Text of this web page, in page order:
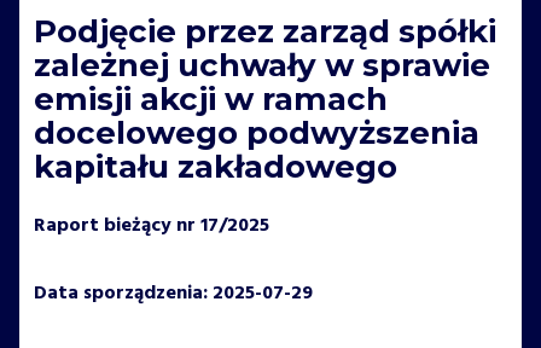
Podjęcie przez zarząd spółki
zależnej uchwały w sprawie
emisji akcji w ramach
docelowego podwyższenia
kapitału zakładowego
Raport bieżący nr 17/2025
Data sporządzenia: 2025-07-29